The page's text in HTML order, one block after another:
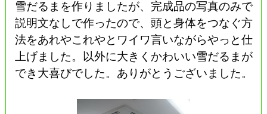
雪だるまを作りましたが、完成品の写真のみで
説明文なしで作ったので、頭と身体をつなぐ方
法をあれやこれやとワイワ言いながらやっと仕
上げました。以外に大きくかわいい雪だるまが
でき大喜びでした。ありがとうございました。